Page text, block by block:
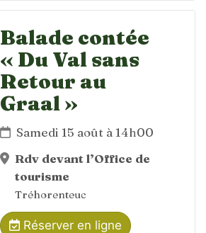
Balade contée
« Du Val sans
Retour au
Graal »
Samedi 15 août à 14h00
Rdv devant l’Office de
tourisme
Tréhorenteuc
Réserver en ligne